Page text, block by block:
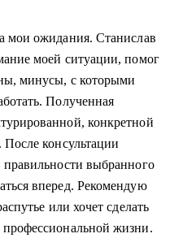
мои ожидания. Станислав
моей ситуации, помог
минусы, c которыми
Полученная
конкретной
консультации
правильности выбранного
вперед. Рекомендую
или хочет сделать
жизни.